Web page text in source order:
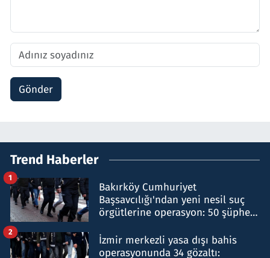
Gönder
Trend Haberler
Bakırköy Cumhuriyet
Başsavcılığı'ndan yeni nesil suç
örgütlerine operasyon: 50 şüpheli
1
İzmir merkezli yasa dışı bahis
operasyonunda 34 gözaltı:
2